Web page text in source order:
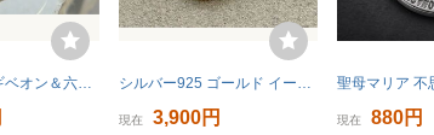
▲▽■龍香堂■ギベオン＆六芒星水晶ペンダントトップ１4ｍｍ即決*△▼ シルバー925 ゴールド イーグルメタル ペンダントトップ 金 叩き たたき 太陽メタル
現在 3,900円 現在 880円